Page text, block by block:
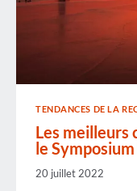
TENDANCES DE LA
Les meilleurs
le
20 juillet 2022